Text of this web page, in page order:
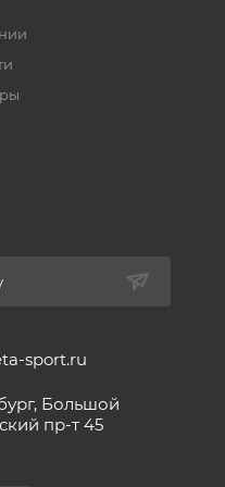
sport.ru
Большой
пр-т 45